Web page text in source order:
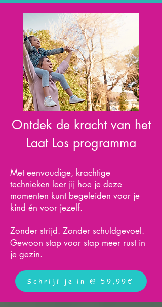
Ontdek de kracht van het
Laat Los programma
Met eenvoudige, krachtige
technieken leer jij hoe je deze
momenten kunt begeleiden voor je
kind én voor jezelf.
Zonder strijd. Zonder schuldgevoel.
Gewoon stap voor stap meer rust in
je gezin.
Schrijf je in @ 59,99€